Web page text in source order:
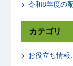
令和8年度の
カテゴリ
お役立ち情報.